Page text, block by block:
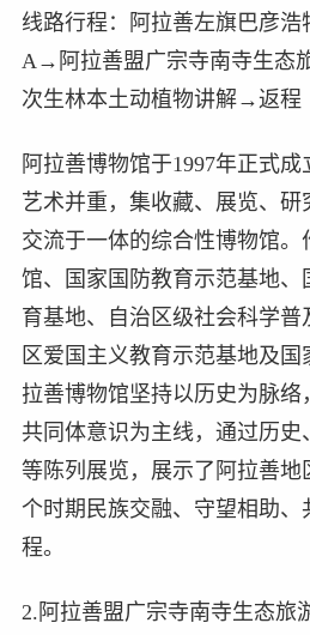
线路行程：阿拉善左旗巴彦
A→阿拉善盟广宗寺南寺生态
次生林本土动植物讲解→返程
阿拉善博物馆于1997年正式
艺术并重，集收藏、展览、
交流于一体的综合性博物馆。
馆、国家国防教育示范基地、
育基地、自治区级社会科学普
区爱国主义教育示范基地及
拉善博物馆坚持以历史为脉络
共同体意识为主线，通过历史
等陈列展览，展示了阿拉善地
个时期民族交融、守望相助、
程。
2.阿拉善盟广宗寺南寺生态旅